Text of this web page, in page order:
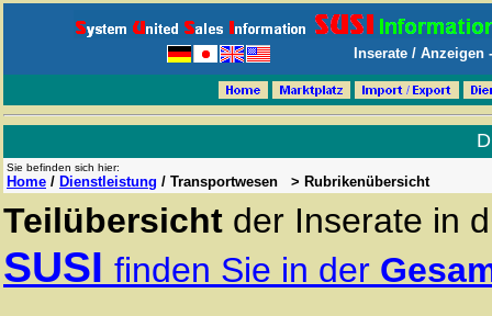
Inserate /
Sie befinden sich hier:
Home / Dienstleistung / Transportwesen > Rubrikenübersicht
Teilübersicht der Inserate in
SUSI finden Sie in der